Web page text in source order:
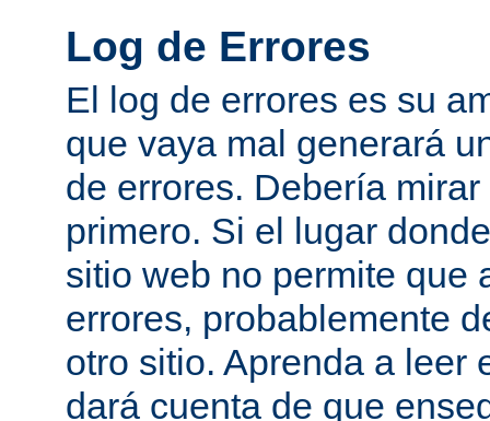
Log de Errores
El log de errores es su
que vaya mal generará
de errores. Debería
primero. Si el lugar
sitio web no permite que
errores, probablemente
otro sitio. Aprenda a leer
dará cuenta de que